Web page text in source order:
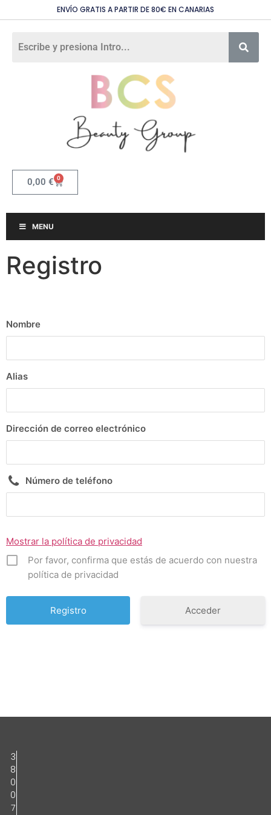
ENVÍO GRATIS A PARTIR DE 80€ EN CANARIAS
0,00 € 0
MENU
Registro
Nombre
Alias
Dirección de correo electrónico
Número de teléfono
Mostrar la política de privacidad
Por favor, confirma que estás de acuerdo con nuestra
política de privacidad
Acceder
3
8
0
0
7